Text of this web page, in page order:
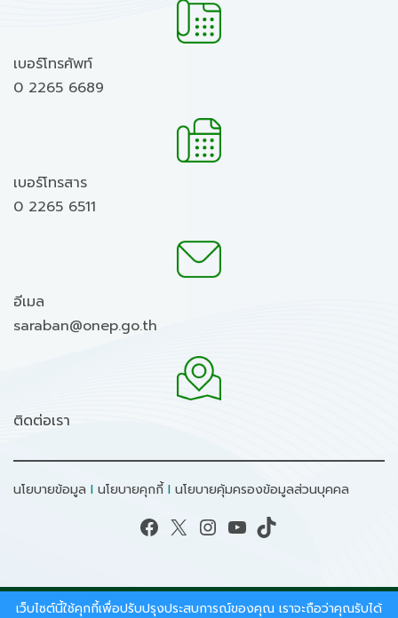
เบอร์โทรศัพท์
0 2265 6689
เบอร์โทรสาร
0 2265 6511
อีเมล
saraban@onep.go.th
ติดต่อเรา
นโยบายข้อมูล I นโยบายคุกกี้ I นโยบายคุ้มครองข้อมูลส่วนบุคคล
Facebook X Instagram YouTube TikTok
สงวนลิขสิทธิ์ © 2026 - สำนักงานนโยบายและแผน
เว็บไซต์นี้ใช้คุกกี้เพื่อปรับปรุงประสบการณ์ของคุณ เราจะถือว่าคุณรับได้